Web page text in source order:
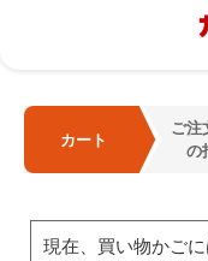
カート
ご注
の
現在、買い物かご